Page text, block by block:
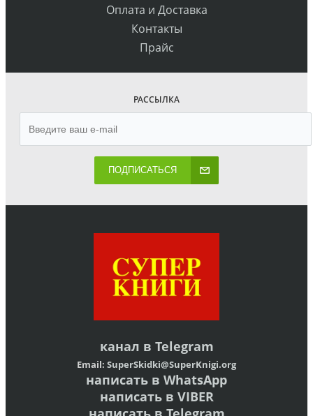
Оплата и Доставка
Контакты
Прайс
РАССЫЛКА
ПОДПИСАТЬСЯ
канал в Telegram
Email: SuperSkidki@SuperKnigi.org
написать в WhatsApp
написать в VIBER